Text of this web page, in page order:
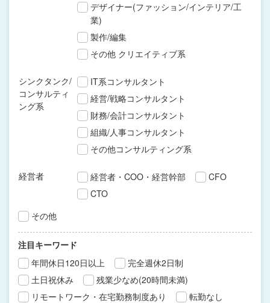
デザイナー(ファッション/インテリア/工
業)
製作/編集
その他 クリエイティブ系
シンクタンク/
コンサルティ
ング系
IT系コンサルタント
経営/戦略コンサルタント
財務/会計コンサルタント
組織/人事コンサルタント
その他コンサルティング系
経営者 経営者・COO・経営幹部
CFO
CTO
その他
注目キーワード
年間休日120日以上
完全週休2日制
土日祝休み
残業少なめ(20時間未満)
リモートワーク・在宅勤務制度あり
転勤なし